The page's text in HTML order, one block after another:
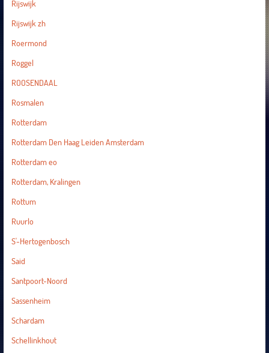
Rijswijk
Rijswijk zh
Roermond
Roggel
ROOSENDAAL
Rosmalen
Rotterdam
Rotterdam Den Haag Leiden Amsterdam
Rotterdam eo
Rotterdam, Kralingen
Rottum
Ruurlo
S'-Hertogenbosch
Said
Santpoort-Noord
Sassenheim
Schardam
Schellinkhout